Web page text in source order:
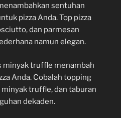
sentuhan
pizza Anda. Top pizza
dan parmesan
namun elegan.
minyak truffle menambah
Anda. Cobalah topping
minyak truffle, dan taburan
dekaden.